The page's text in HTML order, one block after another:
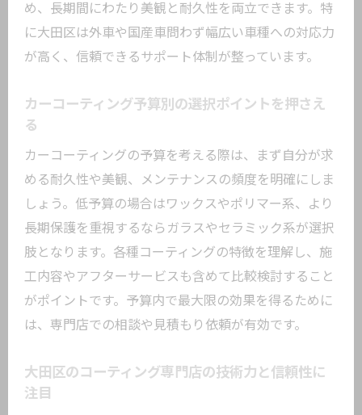
東京のコーティング専門店の強みを活か
す方法
ガラスコーティング東京安い店舗の特徴
車コーティングおすすめ店の選び方と注
意点
大田区でコストパフォーマンス抜群の施
工店探し
予算内で選ぶ東京都大田区のコーティング事
情
大田区で予算に合わせたカーコーティン
東京都大田区コーティングの価格帯と相
め、長期間にわたり美観と耐久性を両立できます。特
に大田区は外車や国産車問わず幅広い車種への対応力
が高く、信頼できるサポート体制が整っています。
カーコーティング予算別の選択ポイントを押さえ
る
カーコーティングの予算を考える際は、まず自分が求
める耐久性や美観、メンテナンスの頻度を明確にしま
しょう。低予算の場合はワックスやポリマー系、より
長期保護を重視するならガラスやセラミック系が選択
肢となります。各種コーティングの特徴を理解し、施
工内容やアフターサービスも含めて比較検討すること
がポイントです。予算内で最大限の効果を得るために
は、専門店での相談や見積もり依頼が有効です。
大田区のコーティング専門店の技術力と信頼性に
注目